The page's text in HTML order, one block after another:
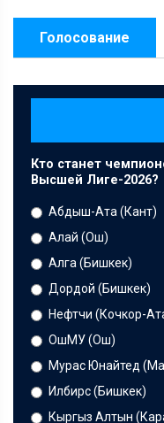
Голосование
Кто станет
Высшей Лиге-2026?
Абдыш-Ата (Кант)
Алай (Ош)
Алга (Бишкек)
Дордой (Бишкек)
Нефтчи (Кочкор-
ОшМУ (Ош)
Мурас Юнайтед
Илбирс (Бишкек)
Кыргыз Алтын